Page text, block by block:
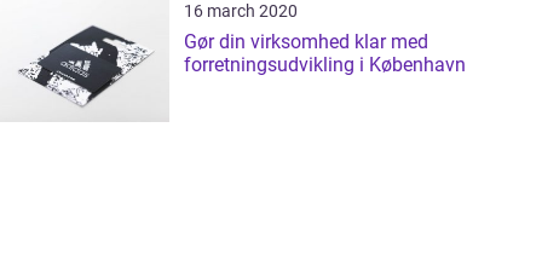
16 march 2020
Gør din virksomhed klar med
forretningsudvikling i København